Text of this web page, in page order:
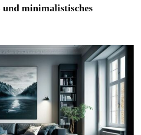
und minimalistisches